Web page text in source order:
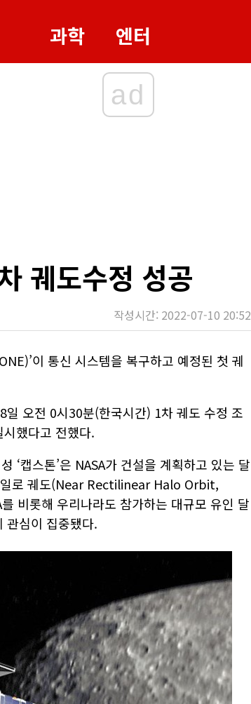
과학 엔터
ad
궤도수정 성공
작성시간: 2022-07-10 20:52
이 통신 시스템을 복구하고 예정된 첫 궤
일 오전 0시30분(한국시간) 1차 궤도 수정 조
했다고 전했다.
캡스톤’은 NASA가 건설을 계획하고 있는 달
일로 궤도(Near Rectilinear Halo Orbit,
비롯해 우리나라도 참가하는 대규모 유인 달
관심이 집중됐다.